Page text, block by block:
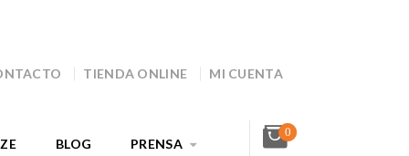
TIENDA ONLINE MI CUENTA
BLOG PRENSA
0